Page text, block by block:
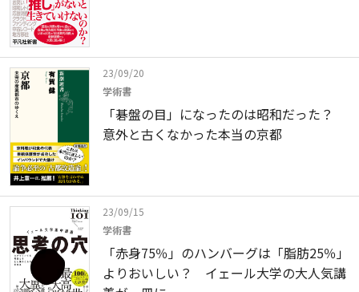
23/09/20
学術書
「碁盤の目」になったのは昭和だった？
意外と古くなかった本当の京都
23/09/15
学術書
「赤身75％」のハンバーグは「脂肪25％」
よりおいしい？ イェール大学の大人気講